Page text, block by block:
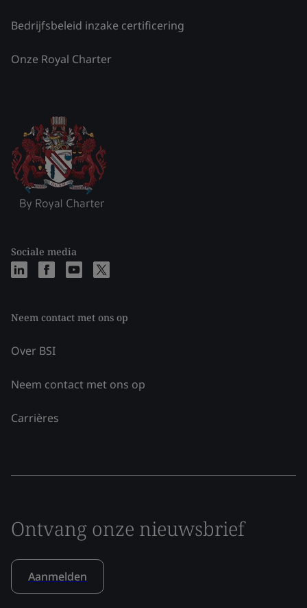
Bedrijfsbeleid inzake certificering
Onze Royal Charter
Sociale media
Neem contact met ons op
Over BSI
Neem contact met ons op
Carrières
Ontvang onze nieuwsbrief
Aanmelden